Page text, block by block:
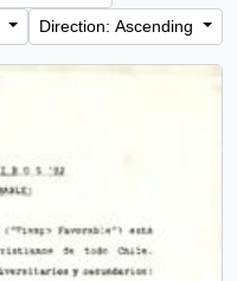
Direction: Ascending